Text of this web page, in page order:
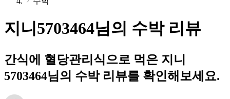
지니5703464님의 수박 리뷰
간식에 혈당관리식으로 먹은 지니
5703464님의 수박 리뷰를 확인해보세요.